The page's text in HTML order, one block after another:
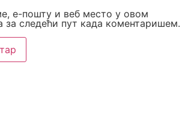
е-пошту и веб место у овом
за следећи пут када коментаришем.